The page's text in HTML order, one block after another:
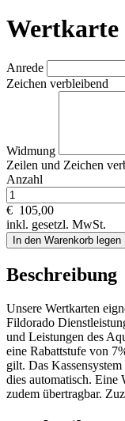
Wertkarte
Anrede
Zeichen verbleibend
Widmung
Zeilen und Zeichen
Anzahl
€ 105,00
inkl. gesetzl. MwSt.
In den Warenkorb legen
Beschreibung
Unsere Wertkarten
Fildorado
und Leistungen des
eine Rabattstufe von
gilt. Das
dies automatisch. Eine
zudem übertragbar.